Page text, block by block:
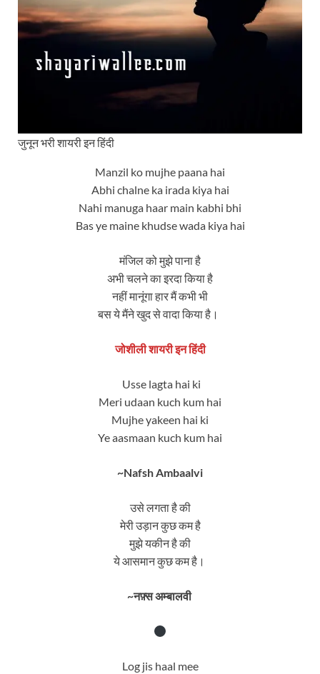
जुनून भरी शायरी इन हिंदी
Manzil ko mujhe paana hai
Abhi chalne ka irada kiya hai
Nahi manuga haar main kabhi bhi
Bas ye maine khudse wada kiya hai
मंजिल को मुझे पाना है
अभी चलने का इरदा किया है
नहीं मानूंगा हार मैं कभी भी
बस ये मैंने खुद से वादा किया है।
जोशीली शायरी इन हिंदी
Usse lagta hai ki
Meri udaan kuch kum hai
Mujhe yakeen hai ki
Ye aasmaan kuch kum hai
~Nafsh Ambaalvi
उसे लगता है की
मेरी उड़ान कुछ कम है
मुझे यकीन है की
ये आसमान कुछ कम है।
~नफ़्स अम्बालवी
Log jis haal mee